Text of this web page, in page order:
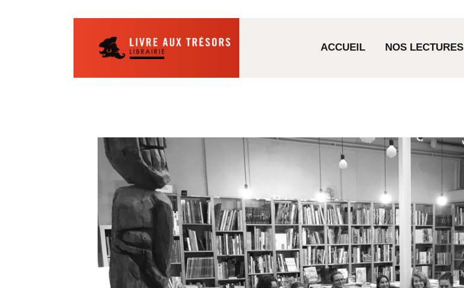
ACCUEIL NOS LECTURES
NOS LECTURES
LA LIBRAIRIE